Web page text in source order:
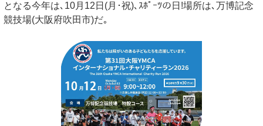
となる今年は､10月12日(月･祝)､ｽﾎﾟｰﾂの日!場所は､万博記念
競技場(大阪府吹田市)だ｡